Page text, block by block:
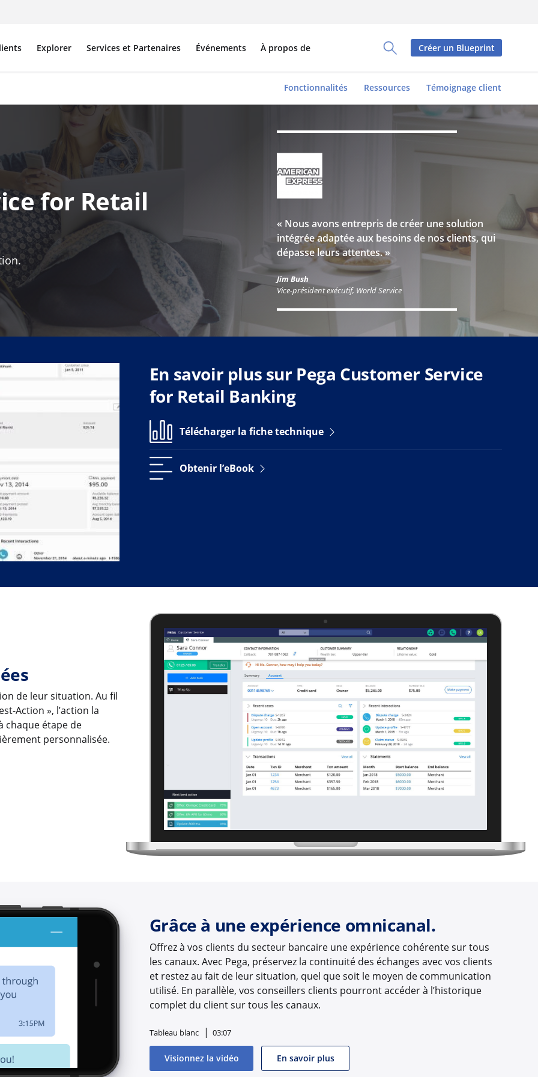
Toggle Search Panel
Explorer Services et Partenaires Événements À propos de Créer un Blueprint
Fonctionnalités Ressources Témoignage client
for Retail
« Nous avons entrepris de créer une solution
intégrée adaptée aux besoins de nos clients, qui
dépasse leurs attentes. »
Jim Bush
Vice-président exécutif, World Service
En savoir plus sur Pega Customer Service
for Retail Banking
Télécharger la fiche technique
Obtenir l’eBook
de leur situation. Au fil
Action », l’action la
chaque étape de
personnalisée.
Grâce à une expérience omnicanal.
Offrez à vos clients du secteur bancaire une expérience cohérente sur tous
les canaux. Avec Pega, préservez la continuité des échanges avec vos clients
et restez au fait de leur situation, quel que soit le moyen de communication
utilisé. En parallèle, vos conseillers clients pourront accéder à l’historique
complet du client sur tous les canaux.
Tableau blanc 03:07
Visionnez la vidéo En savoir plus